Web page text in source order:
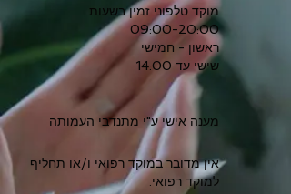
מוקד טלפוני זמין בשעות
09:00-20:00
ראשון - חמישי
שישי עד 14:00
מענה אישי ע"י מתנדבי העמותה
אין מדובר במוקד רפואי ו/או תחליף
למוקד רפואי.